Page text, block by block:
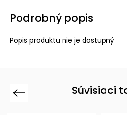
Podrobný popis
Popis produktu nie je dostupný
Súvisiaci
Previous